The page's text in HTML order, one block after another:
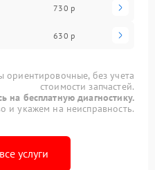
730 р
630 р
ориентировочные, без учета
стоимости запчастей.
на бесплатную диагностику.
и укажем на неисправность.
услуги